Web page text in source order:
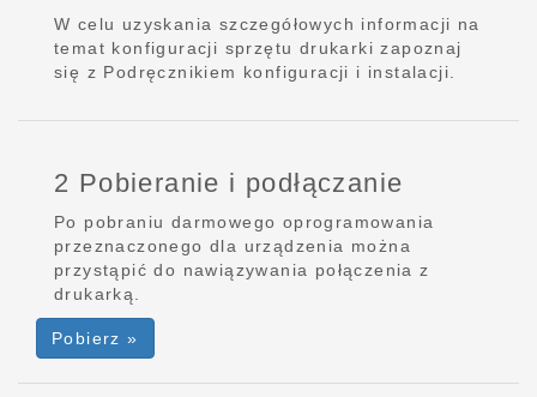
W celu uzyskania szczegółowych informacji na
temat konfiguracji sprzętu drukarki zapoznaj
się z Podręcznikiem konfiguracji i instalacji.
2 Pobieranie i podłączanie
Po pobraniu darmowego oprogramowania
przeznaczonego dla urządzenia można
przystąpić do nawiązywania połączenia z
drukarką.
Pobierz »